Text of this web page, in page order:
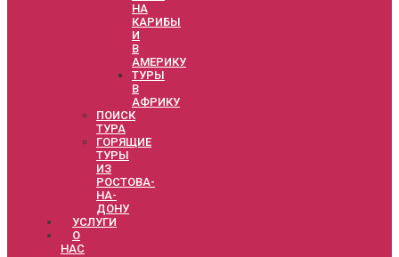
НА
КАРИБЫ
И
В
АМЕРИКУ
ТУРЫ
В
АФРИКУ
ПОИСК
ТУРА
ГОРЯЩИЕ
ТУРЫ
ИЗ
РОСТОВА-
НА-
ДОНУ
УСЛУГИ
О
НАС